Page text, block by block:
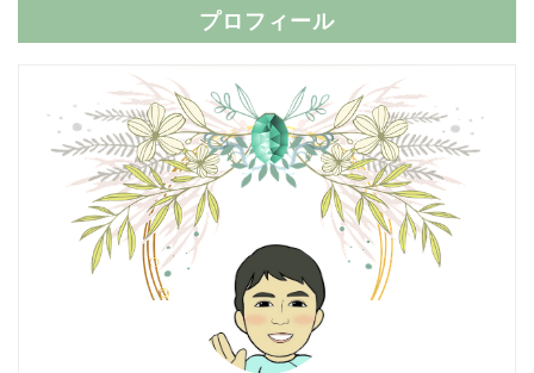
プロフィール